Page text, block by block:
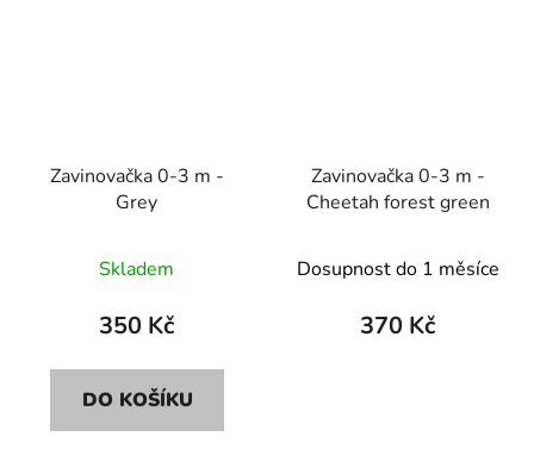
Zavinovačka 0-3 m -
Grey
Skladem
350 Kč
DO KOŠÍKU
Zavinovačka 0-3 m -
Cheetah forest green
Dosupnost do 1 měsíce
370 Kč